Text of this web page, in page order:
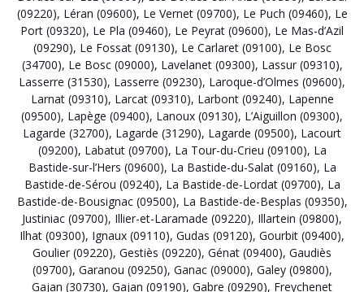
(09220), Léran (09600), Le Vernet (09700), Le Puch (09460), Le
Port (09320), Le Pla (09460), Le Peyrat (09600), Le Mas-d’Azil
(09290), Le Fossat (09130), Le Carlaret (09100), Le Bosc
(34700), Le Bosc (09000), Lavelanet (09300), Lassur (09310),
Lasserre (31530), Lasserre (09230), Laroque-d’Olmes (09600),
Larnat (09310), Larcat (09310), Larbont (09240), Lapenne
(09500), Lapège (09400), Lanoux (09130), L’Aiguillon (09300),
Lagarde (32700), Lagarde (31290), Lagarde (09500), Lacourt
(09200), Labatut (09700), La Tour-du-Crieu (09100), La
Bastide-sur-l’Hers (09600), La Bastide-du-Salat (09160), La
Bastide-de-Sérou (09240), La Bastide-de-Lordat (09700), La
Bastide-de-Bousignac (09500), La Bastide-de-Besplas (09350),
Justiniac (09700), Illier-et-Laramade (09220), Illartein (09800),
Ilhat (09300), Ignaux (09110), Gudas (09120), Gourbit (09400),
Goulier (09220), Gestiès (09220), Génat (09400), Gaudiès
(09700), Garanou (09250), Ganac (09000), Galey (09800),
Gajan (30730), Gajan (09190), Gabre (09290), Freychenet